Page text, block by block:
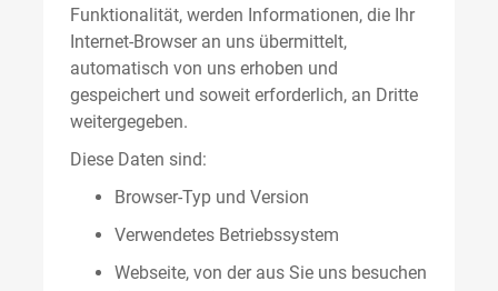
Funktionalität, werden Informationen, die Ihr
Internet-Browser an uns übermittelt,
automatisch von uns erhoben und
gespeichert und soweit erforderlich, an Dritte
weitergegeben.
Diese Daten sind:
Browser-Typ und Version
Verwendetes Betriebssystem
Webseite, von der aus Sie uns besuchen